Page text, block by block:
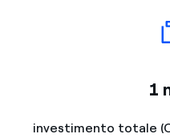
1
investimento totale